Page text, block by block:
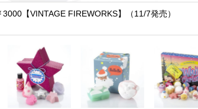
【VINTAGE FIREWORKS】（11/7発売）